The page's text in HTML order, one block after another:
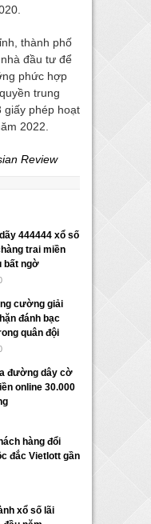
thành phố
đầu tư để
phức hợp
trung
giấy phép hoạt
2022.
Review
444444 xổ số
trai miền
bất ngờ
cường giải
đánh bạc
quân đội
đường dây cờ
online 30.000
hàng đổi
đắc Vietlott gần
xổ số lãi